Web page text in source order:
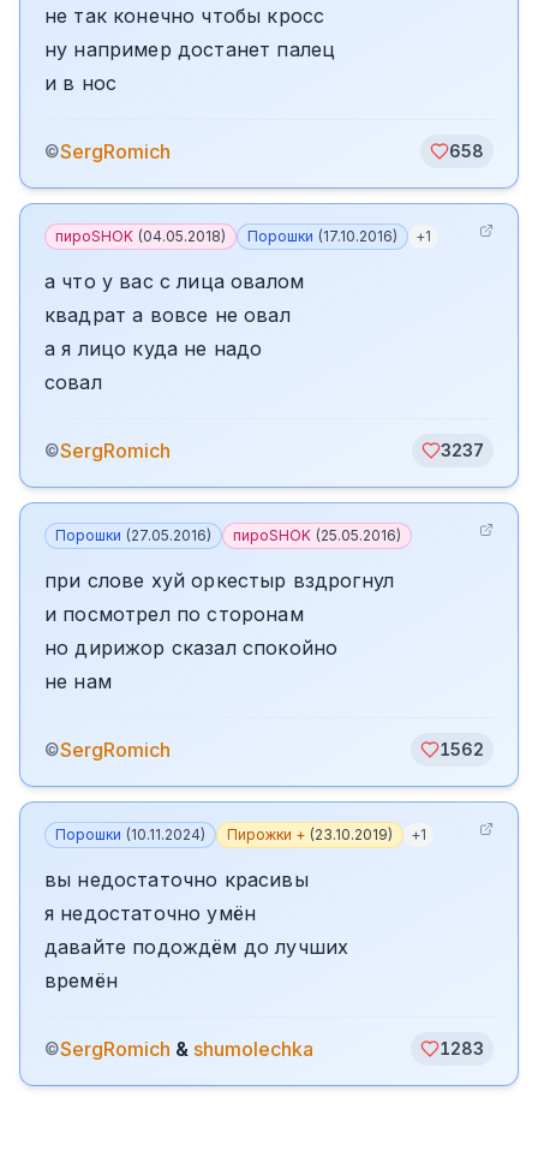
не так конечно чтобы кросс
ну например достанет палец
и в нос
©SergRomich 658
пироSHOK (04.05.2018) Порошки (17.10.2016) +1
а что у вас с лица овалом
квадрат а вовсе не овал
а я лицо куда не надо
совал
©SergRomich 3237
Порошки (27.05.2016) пироSHOK (25.05.2016)
при слове хуй оркестыр вздрогнул
и посмотрел по сторонам
но дирижор сказал спокойно
не нам
©SergRomich 1562
Порошки (10.11.2024) Пирожки + (23.10.2019) +1
вы недостаточно красивы
я недостаточно умён
давайте подождём до лучших
времён
©SergRomich & shumolechka 1283